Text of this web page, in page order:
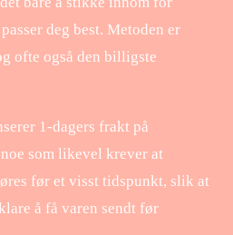
deg best. Metoden er
ofte også den billigste
1-dagers frakt på
som likevel krever at
før et visst tidspunkt, slik at
å få varen sendt før